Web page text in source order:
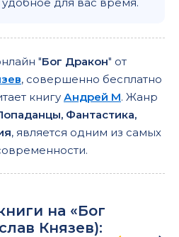
"Бог Дракон" от
, совершенно бесплатно
книгу Андрей М. Жанр
Фантастика,
, является одним из самых
на «Бог
Князев):